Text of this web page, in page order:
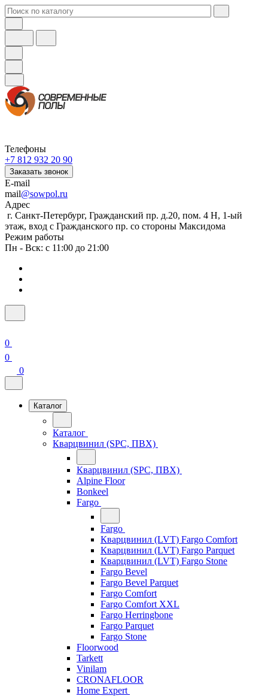
Телефоны
+7 812 932 20 90
Заказать звонок
E-mail
mail@sowpol.ru
Адрес
г. Санкт-Петербург, Гражданский пр. д.20, пом. 4 Н, 1-ый
этаж, вход с Гражданского пр. со стороны Максидома
Режим работы
Пн - Вск: с 11:00 до 21:00
0
0
0
Каталог
Каталог
Кварцвинил (SPC, ПВХ)
Кварцвинил (SPC, ПВХ)
Alpine Floor
Bonkeel
Fargo
Fargo
Кварцвинил (LVT) Fargo Comfort
Кварцвинил (LVT) Fargo Parquet
Кварцвинил (LVT) Fargo Stone
Fargo Bevel
Fargo Bevel Parquet
Fargo Comfort
Fargo Comfort XXL
Fargo Herringbone
Fargo Parquet
Fargo Stone
Floorwood
Tarkett
Vinilam
CRONAFLOOR
Home Expert